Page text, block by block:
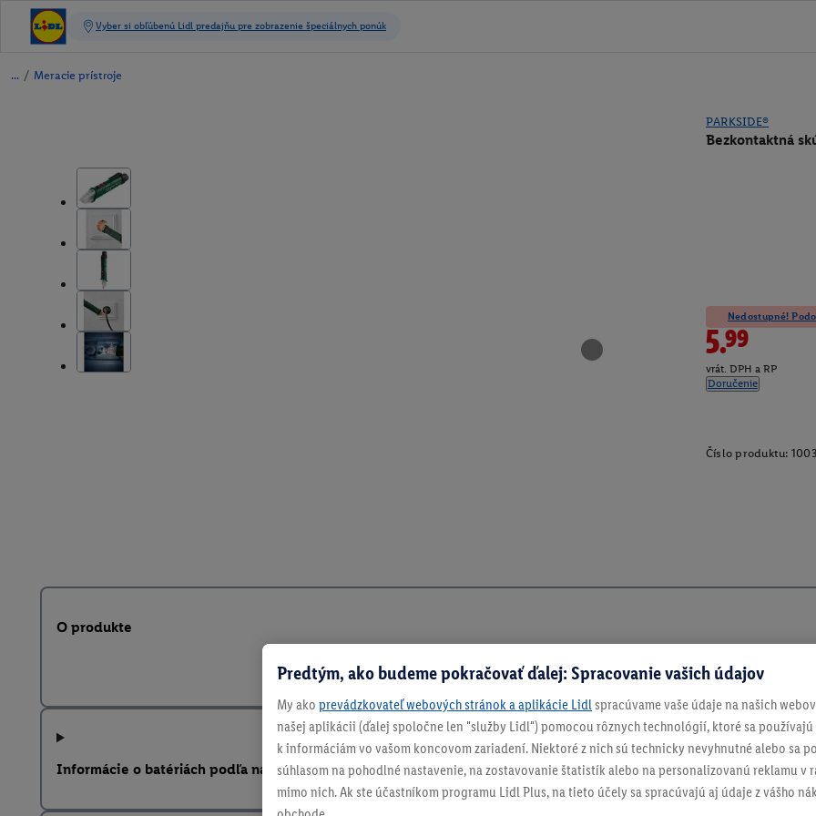
/ Meracie prístroje
PARKSIDE®
Bezkontaktná
Nedostupné!
5.99
vrát. DPH a RP
Doručenie
Číslo produktu:
O produkte
Informácie o batériách podľa nariadenia EÚ o batériách
Predtým, ako budeme pokračovať ďalej: Spracovanie vašich údajov
My ako prevádzkovateľ webových stránok a aplikácie Lidl spracúvame vaše údaje na našich
našej aplikácii (ďalej spoločne len "služby Lidl") pomocou rôznych technológií, ktoré sa
k informáciám vo vašom koncovom zariadení. Niektoré z nich sú technicky nevyhnutné alebo sa
súhlasom na pohodlné nastavenie, na zostavovanie štatistík alebo na personalizovanú reklamu v
mimo nich. Ak ste účastníkom programu Lidl Plus, na tieto účely sa spracúvajú aj údaje z vášho